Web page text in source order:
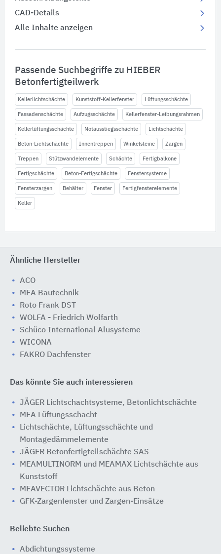
CAD-Details
Alle Inhalte anzeigen
Passende Suchbegriffe zu HIEBER
Betonfertigteilwerk
Kellerlichtschächte Kunststoff-Kellerfenster Lüftungsschächte
Fassadenschächte Aufzugsschächte Kellerfenster-Leibungsrahmen
Kellerlüftungsschächte Notausstiegsschächte Lichtschächte
Beton-Lichtschächte Innentreppen Winkelsteine Zargen
Treppen Stützwandelemente Schächte Fertigbalkone
Fertigschächte Beton-Fertigschächte Fenstersysteme
Fensterzargen Behälter Fenster Fertigfensterelemente
Keller
Ähnliche Hersteller
ACO
MEA Bautechnik
Roto Frank DST
WOLFA - Friedrich Wolfarth
Schüco International Alusysteme
WICONA
FAKRO Dachfenster
Das könnte Sie auch interessieren
JÄGER Lichtschachtsysteme, Betonlichtschächte
MEA Lüftungsschacht
Lichtschächte, Lüftungsschächte und
Montagedämmelemente
JÄGER Betonfertigteilschächte SAS
MEAMULTINORM und MEAMAX Lichtschächte aus
Kunststoff
MEAVECTOR Lichtschächte aus Beton
GFK-Zargenfenster und Zargen-Einsätze
Beliebte Suchen
Abdichtungssysteme